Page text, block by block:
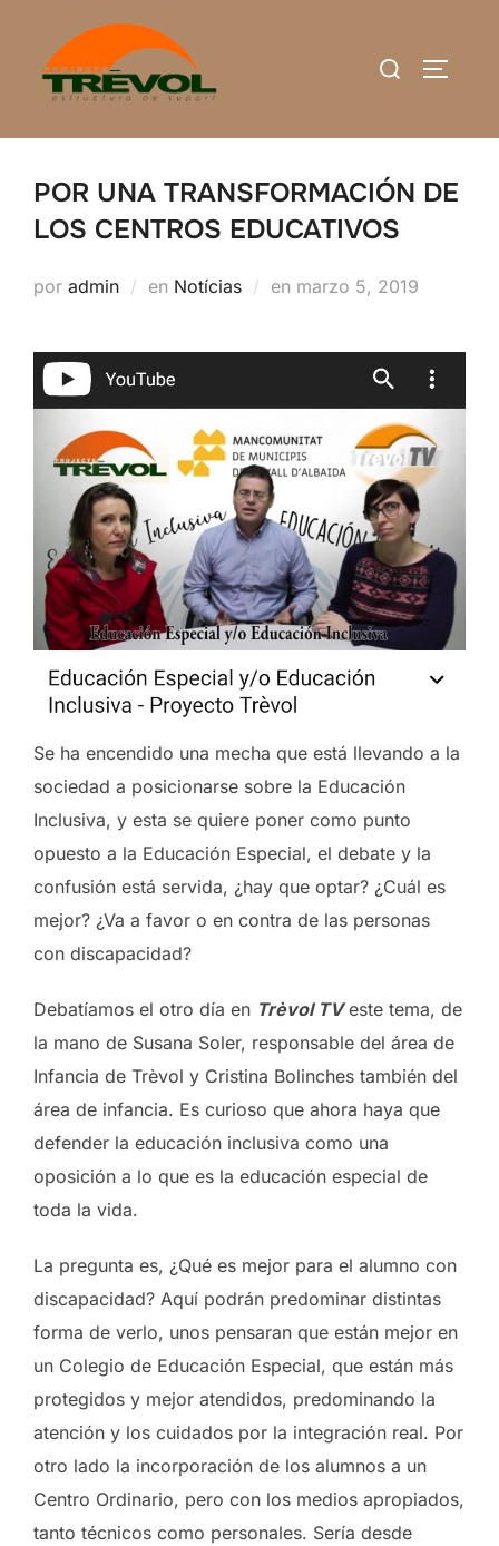
contenido
Buscar:
POR UNA TRANSFORMACIÓN DE
LOS CENTROS EDUCATIVOS
por admin en Notícias en Publicado
marzo 5, 2019
Se ha encendido una mecha que está llevando a la
sociedad a posicionarse sobre la Educación
Inclusiva, y esta se quiere poner como punto
opuesto a la Educación Especial, el debate y la
confusión está servida, ¿hay que optar? ¿Cuál es
mejor? ¿Va a favor o en contra de las personas
con discapacidad?
Debatíamos el otro día en Trèvol TVeste tema, de
la mano de Susana Soler, responsable del área de
Infancia de Trèvol y Cristina Bolinches también del
área de infancia. Es curioso que ahora haya que
defender la educación inclusiva como una
oposición a lo que es la educación especial de
toda la vida.
La pregunta es, ¿Qué es mejor para el alumno con
discapacidad? Aquí podrán predominar distintas
forma de verlo, unos pensaran que están mejor en
un Colegio de Educación Especial, que están más
protegidos y mejor atendidos, predominando la
atención y los cuidados por la integración real. Por
otro lado la incorporación de los alumnos a un
Centro Ordinario, pero con los medios apropiados,
tanto técnicos como personales. Sería desde